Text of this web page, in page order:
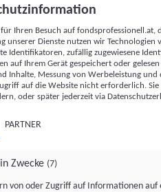
Messung von Werbeleistung
sowie Zielgruppenforschung.
Online-Kennungen (z. B. login-
Kennungen,
zusammen mit anderen
Browserinformationen,
Technologien usw.) auf
dort ausgelesen werden, um es
es eine App oder einer Webseite
mehrere der hier aufgeführten
Ihren Besuch auf
unserer Dienste nutzen wir Technologien
Identifikatoren, zufällig zugewiesene
auf Ihrem Gerät gespeichert oder
Inhalte, Messung von Werbeleistung
auf die Website nicht erforderlich.
oder später jederzeit via
PARTNER
Zwecke (7)
von oder Zugriff auf Informationen auf